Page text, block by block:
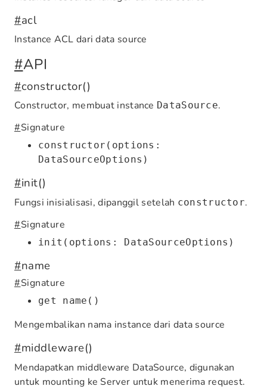
#acl
Instance ACL dari data source
#API
#constructor()
Constructor, membuat instance DataSource.
#Signature
constructor(options:
DataSourceOptions)
#init()
Fungsi inisialisasi, dipanggil setelah constructor.
#Signature
init(options: DataSourceOptions)
#name
#Signature
get name()
Mengembalikan nama instance dari data source
#middleware()
Mendapatkan middleware DataSource, digunakan
untuk mounting ke Server untuk menerima request.